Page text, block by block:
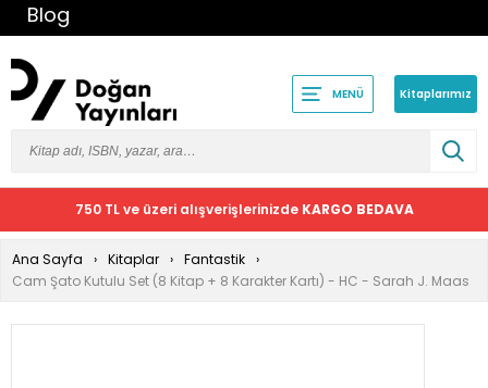
Blog
MENÜ Kitaplarımız
750 TL ve üzeri alışverişlerinizde KARGO BEDAVA
Ana Sayfa Kitaplar
Fantastik
Cam Şato Kutulu Set (8 Kitap + 8 Karakter Kartı) - HC - Sarah J. Maas